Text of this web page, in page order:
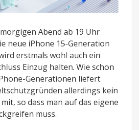
Abend ab 19 Uhr
neue iPhone 15-Generation
erstmals wohl auch ein
Einzug halten. Wie schon
Generationen liefert
allerdings kein
so dass man auf das eigene
muss.